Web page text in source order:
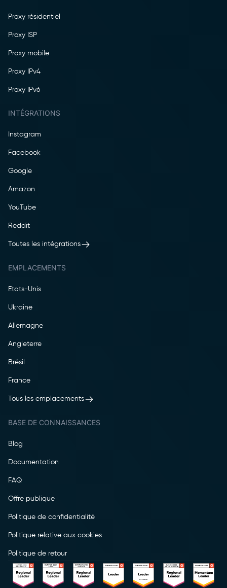
Proxy résidentiel
Proxy ISP
Proxy mobile
Proxy IPv4
Proxy IPv6
INTÉGRATIONS
Instagram
Facebook
Google
Amazon
YouTube
Reddit
Toutes les intégrations
EMPLACEMENTS
Etats-Unis
Ukraine
Allemagne
Angleterre
Brésil
France
Tous les emplacements
BASE DE CONNAISSANCES
Blog
Documentation
FAQ
Offre publique
Politique de confidentialité
Politique relative aux cookies
Politique de retour